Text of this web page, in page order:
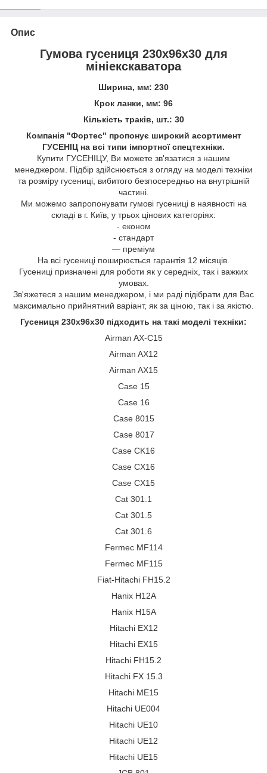
Опис
Гумова гусениця 230х96х30 для
мініекскаватора
Ширина, мм: 230
Крок ланки, мм: 96
Кількість траків, шт.: 30
Компанія "Фортес" пропонує широкий асортимент
ГУСЕНІЦ на всі типи імпортної спецтехніки.
Купити ГУСЕНІЦУ, Ви можете зв'язатися з нашим
менеджером. Підбір здійснюється з огляду на моделі техніки
та розміру гусениці, вибитого безпосередньо на внутрішній
частині.
Ми можемо запропонувати гумові гусениці в наявності на
складі в г. Київ, у трьох цінових категоріях:
- економ
- стандарт
— преміум
На всі гусениці поширюється гарантія 12 місяців.
Гусениці призначені для роботи як у середніх, так і важких
умовах.
Зв'яжетеся з нашим менеджером, і ми раді підібрати для Вас
максимально прийнятний варіант, як за ціною, так і за якістю.
Гусениця 230х96х30 підходить на такі моделі техніки:
Airman AX-С15
Airman AX12
Airman AX15
Case 15
Case 16
Case 8015
Case 8017
Case CK16
Case CX16
Case CX15
Cat 301.1
Cat 301.5
Cat 301.6
Fermec MF114
Fermec MF115
Fiat-Hitachi FH15.2
Hanix H12A
Hanix H15A
Hitachi EX12
Hitachi EX15
Hitachi FH15.2
Hitachi FX 15.3
Hitachi ME15
Hitachi UE004
Hitachi UE10
Hitachi UE12
Hitachi UE15